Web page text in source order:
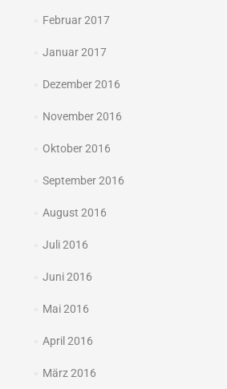
Februar 2017
Januar 2017
Dezember 2016
November 2016
Oktober 2016
September 2016
August 2016
Juli 2016
Juni 2016
Mai 2016
April 2016
März 2016